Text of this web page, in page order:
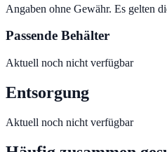
Angaben ohne Gewähr. Es gelten
Passende Behälter
Aktuell noch nicht verfügbar
Entsorgung
Aktuell noch nicht verfügbar